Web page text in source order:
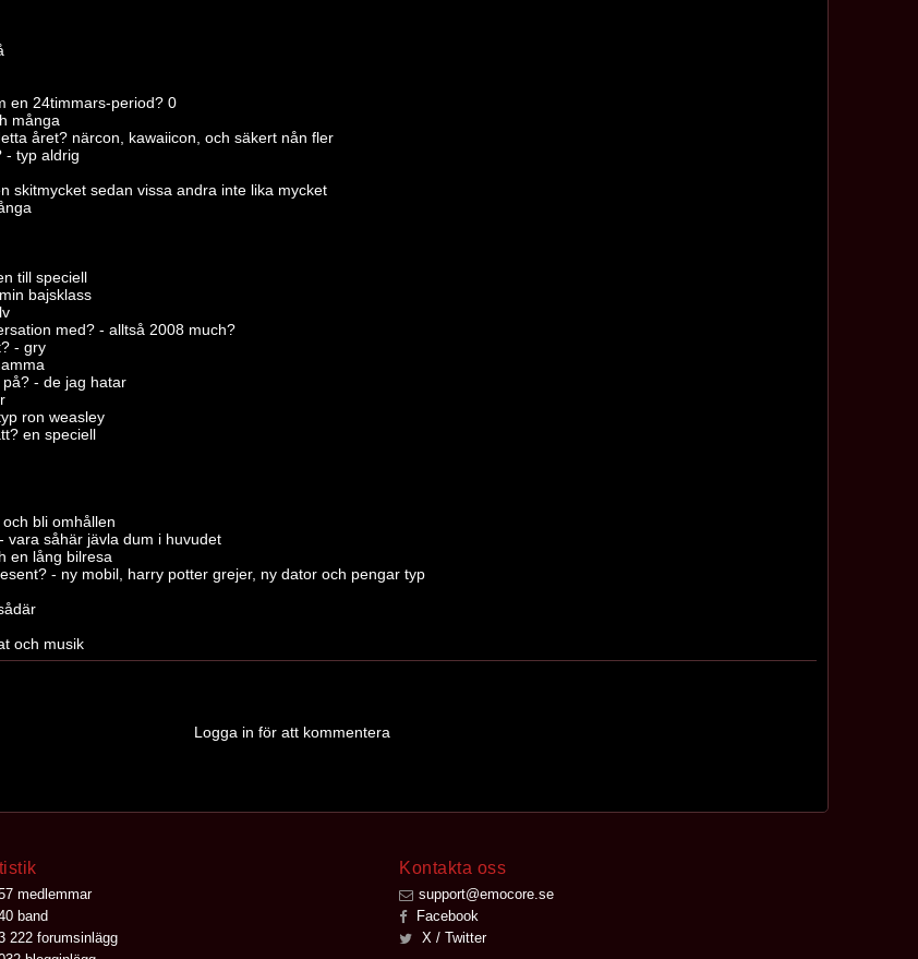
en 24timmars-period? 0
många
året? närcon, kawaiicon, och säkert nån fler
- typ aldrig
skitmycket sedan vissa andra inte lika mycket
till speciell
bajsklass
med? - alltså 2008 much?
- gry
- de jag hatar
ron weasley
en speciell
bli omhållen
vara såhär jävla dum i huvudet
en lång bilresa
- ny mobil, harry potter grejer, ny dator och pengar typ
och musik
Logga in för att kommentera
medlemmar
band
222 forumsinlägg
Kontakta oss
support@emocore.se
Facebook
X / Twitter